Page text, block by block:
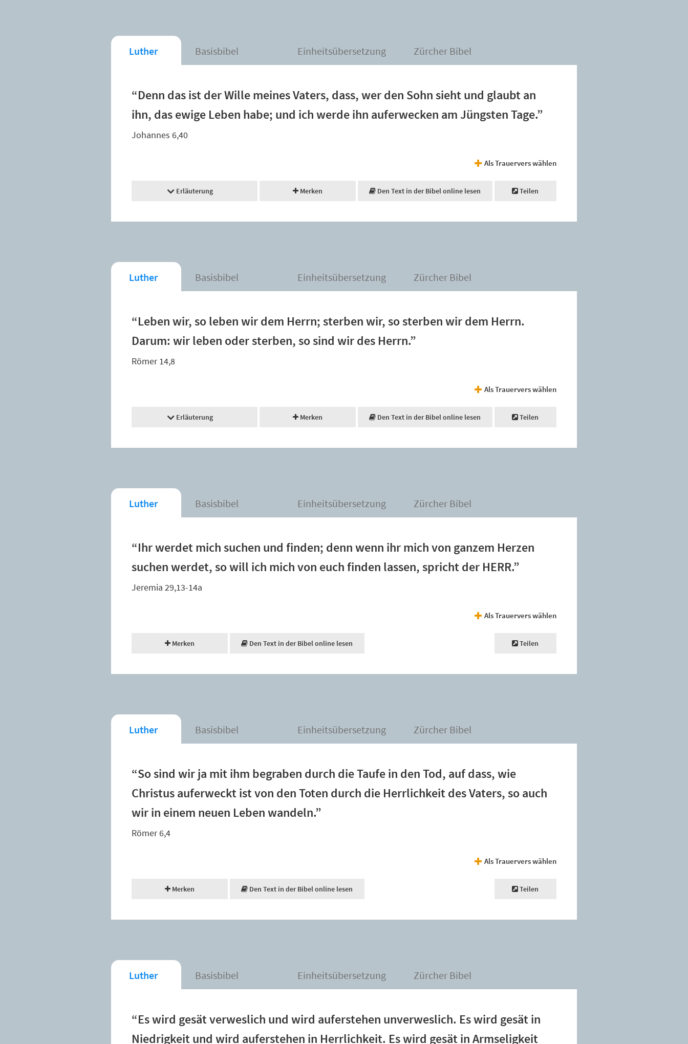
Luther Basisbibel Einheitsübersetzung Zürcher Bibel
“Denn das ist der Wille meines Vaters, dass, wer den Sohn sieht und glaubt an
ihn, das ewige Leben habe; und ich werde ihn auferwecken am Jüngsten Tage.”
Johannes 6,40
Als Trauervers wählen
Erläuterung Merken Den Text in der Bibel online lesen Teilen
Luther Basisbibel Einheitsübersetzung Zürcher Bibel
“Leben wir, so leben wir dem Herrn; sterben wir, so sterben wir dem Herrn.
Darum: wir leben oder sterben, so sind wir des Herrn.”
Römer 14,8
Als Trauervers wählen
Erläuterung Merken Den Text in der Bibel online lesen Teilen
Luther Basisbibel Einheitsübersetzung Zürcher Bibel
“Ihr werdet mich suchen und finden; denn wenn ihr mich von ganzem Herzen
suchen werdet, so will ich mich von euch finden lassen, spricht der HERR.”
Jeremia 29,13-14a
Als Trauervers wählen
Merken Den Text in der Bibel online lesen Teilen
Luther Basisbibel Einheitsübersetzung Zürcher Bibel
“So sind wir ja mit ihm begraben durch die Taufe in den Tod, auf dass, wie
Christus auferweckt ist von den Toten durch die Herrlichkeit des Vaters, so auch
wir in einem neuen Leben wandeln.”
Römer 6,4
Als Trauervers wählen
Merken Den Text in der Bibel online lesen Teilen
Luther Basisbibel Einheitsübersetzung Zürcher Bibel
“Es wird gesät verweslich und wird auferstehen unverweslich. Es wird gesät in
Niedrigkeit und wird auferstehen in Herrlichkeit. Es wird gesät in Armseligkeit